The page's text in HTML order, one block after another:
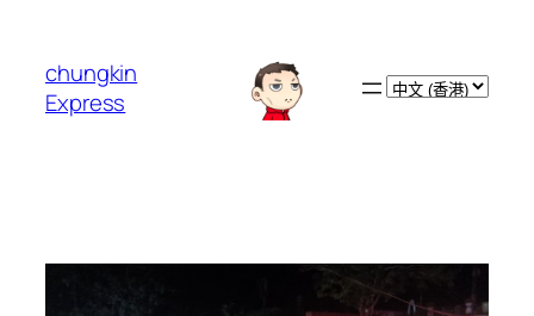
chungkin
Express
Choose